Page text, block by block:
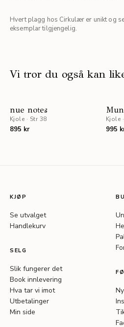
Hvert plagg hos Cirkulær er unikt og
eksemplar tilgjengelig.
Vi tror du også kan
nue notes
Kjole · Str 38
895 kr
Kjole ·
995
KJØP
Se utvalget
Handlekurv
SELG
Slik fungerer det
Book innlevering
Hva tar vi imot
Utbetalinger
Min side